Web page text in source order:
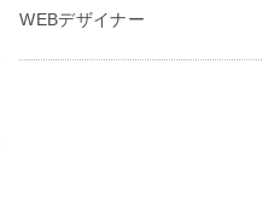
WEBデザイナー